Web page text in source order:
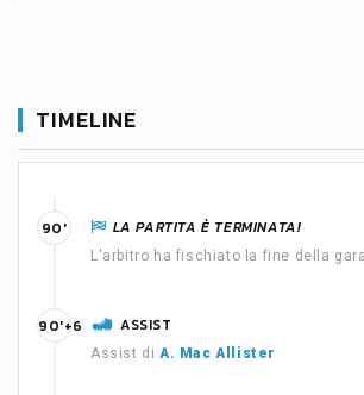
TIMELINE
LA PARTITA È TERMINATA!
L'arbitro ha fischiato la fine della
90'
ASSIST
Assist di A. Mac Allister
90'+6